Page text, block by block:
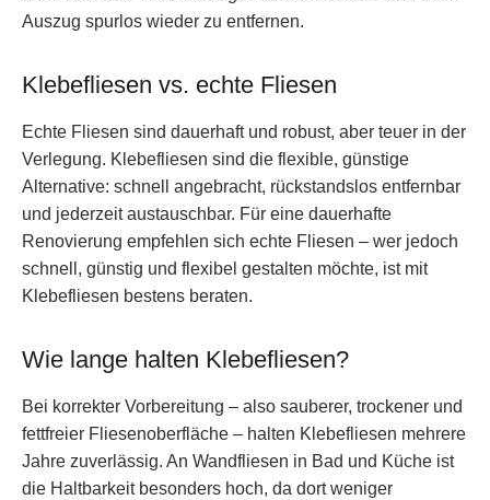
Auszug spurlos wieder zu entfernen.
Klebefliesen vs. echte Fliesen
Echte Fliesen sind dauerhaft und robust, aber teuer in der
Verlegung. Klebefliesen sind die flexible, günstige
Alternative: schnell angebracht, rückstandslos entfernbar
und jederzeit austauschbar. Für eine dauerhafte
Renovierung empfehlen sich echte Fliesen – wer jedoch
schnell, günstig und flexibel gestalten möchte, ist mit
Klebefliesen bestens beraten.
Wie lange halten Klebefliesen?
Bei korrekter Vorbereitung – also sauberer, trockener und
fettfreier Fliesenoberfläche – halten Klebefliesen mehrere
Jahre zuverlässig. An Wandfliesen in Bad und Küche ist
die Haltbarkeit besonders hoch, da dort weniger